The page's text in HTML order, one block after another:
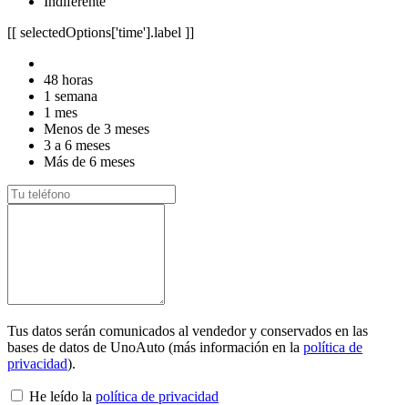
[[ selectedOptions['time'].label ]]
48 horas
1 semana
1 mes
Menos de 3 meses
3 a 6 meses
Más de 6 meses
Tus datos serán comunicados al vendedor y conservados en las
bases de datos de UnoAuto (más información en la política de
privacidad).
He leído la política de privacidad